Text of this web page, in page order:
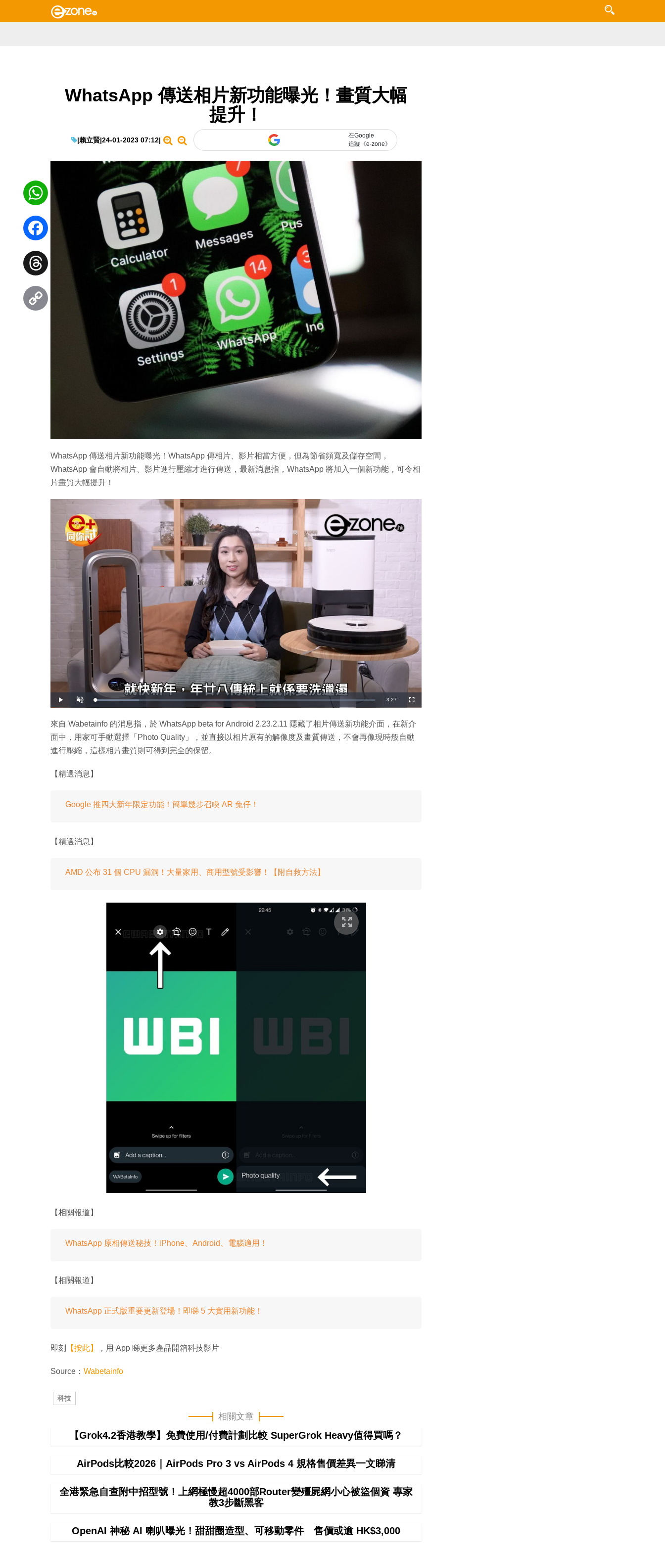
WhatsApp 傳送相片新功能曝光！畫質大幅
提升！
|賴立賢|24-01-2023 07:12|
在Google
追蹤《e-zone》
WhatsApp 傳送相片新功能曝光！WhatsApp 傳相片、影片相當方便，但為節省頻寬及儲存空間，
WhatsApp 會自動將相片、影片進行壓縮才進行傳送，最新消息指，WhatsApp 將加入一個新功能，可令相
片畫質大幅提升！
播
放
開
啟
載
入
:
1
.
6
5
%
剩
-3:27
全
螢
來自 Wabetainfo 的消息指，於 WhatsApp beta for Android 2.23.2.11 隱藏了相片傳送新功能介面，在新介
面中，用家可手動選擇「Photo Quality」，並直接以相片原有的解像度及畫質傳送，不會再像現時般自動
進行壓縮，這樣相片畫質則可得到完全的保留。
【精選消息】
Google 推四大新年限定功能！簡單幾步召喚 AR 兔仔！
【精選消息】
AMD 公布 31 個 CPU 漏洞！大量家用、商用型號受影響！【附自救方法】
【相關報道】
WhatsApp 原相傳送秘技！iPhone、Android、電腦適用！
【相關報道】
WhatsApp 正式版重要更新登場！即睇 5 大實用新功能！
即刻 【按此】 ，用 App 睇更多產品開箱科技影片
Source： Wabetainfo
科技
相關文章
【Grok4.2香港教學】免費使用/付費計劃比較 SuperGrok Heavy值得買嗎？
AirPods比較2026｜AirPods Pro 3 vs AirPods 4 規格售價差異一文睇清
全港緊急自查附中招型號！上網極慢超4000部Router變殭屍網小心被盜個資 專家
教3步斷黑客
OpenAI 神秘 AI 喇叭曝光！甜甜圈造型、可移動零件 售價或逾 HK$3,000
WhatsApp
Facebook
Threads